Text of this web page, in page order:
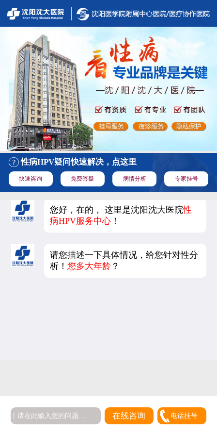
性病HPV疑问快速解决，点这里
快速咨询 免费答疑 病情分析 专家挂号
您好，在的， 这里是沈阳沈大医院性
病HPV服务中心 ！
请您描述一下具体情况，给您针对性分
析！您多大年龄 ？
在线咨询 电话挂号